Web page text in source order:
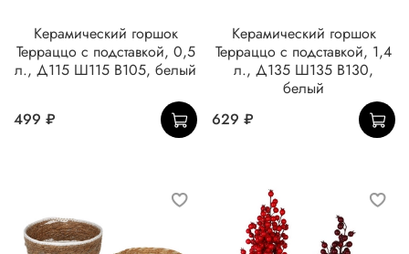
Керамический горшок
Терраццо с подставкой, 0,5
л., Д115 Ш115 В105, белый
499 ₽
Керамический горшок
Терраццо с подставкой, 1,4
л., Д135 Ш135 В130,
белый
629 ₽